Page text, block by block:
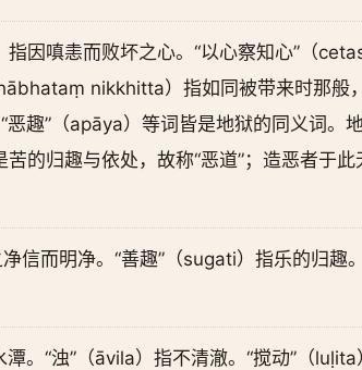
因嗔恚而败坏之心。“以心察知心”（
nikkhitta）指如同被带来时那般
恶趣”（apāya）等词皆是地狱的同义词。
的归趣与依处，故称“恶道”；造恶者于
信而明净。“善趣”（sugati）指乐的归趣
。“浊”（āvila）指不清澈。“搅动”（luḷita